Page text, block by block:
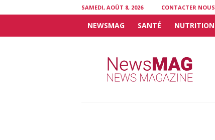
SAMEDI, AOÛT 8, 2026 CONTACTER NOUS
NEWSMAG SANTÉ NUTRITION